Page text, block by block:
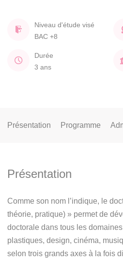
Niveau d'étude visé
BAC +8
Durée
3 ans
Présentation Programme
Présentation
Comme son nom l’indique, le
théorie, pratique) » permet de
doctorale dans tous les
plastiques, design, cinéma,
selon trois grands axes à la fois